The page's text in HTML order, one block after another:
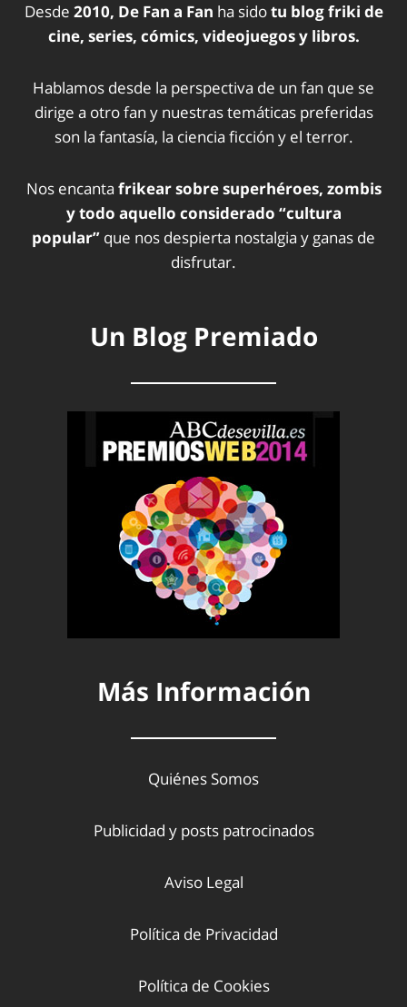
Desde 2010, De Fan a Fan ha sidotu blog friki de
cine, series, cómics, videojuegos y libros.
Hablamos desde la perspectiva de un fan que se
dirige a otro fan y nuestras temáticas preferidas
son la fantasía, la ciencia ficción y el terror.
Nos encanta frikear sobre superhéroes, zombis
y todo aquello considerado “cultura
popular” que nos despierta nostalgia y ganas de
disfrutar.
Un Blog Premiado
Más Información
Quiénes Somos
Publicidad y posts patrocinados
Aviso Legal
Política de Privacidad
Política de Cookies